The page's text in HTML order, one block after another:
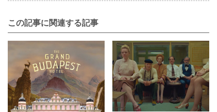
この記事に関連する記事